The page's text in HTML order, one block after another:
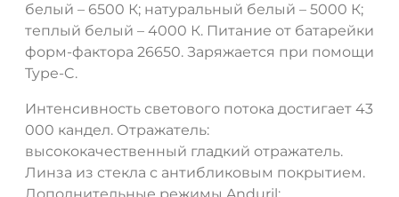
белый – 6500 К; натуральный белый – 5000 К;
теплый белый – 4000 К. Питание от батарейки
форм-фактора 26650. Заряжается при помощи
Type-C.
Интенсивность светового потока достигает 43
000 кандел. Отражатель:
высококачественный гладкий отражатель.
Линза из стекла с антибликовым покрытием.